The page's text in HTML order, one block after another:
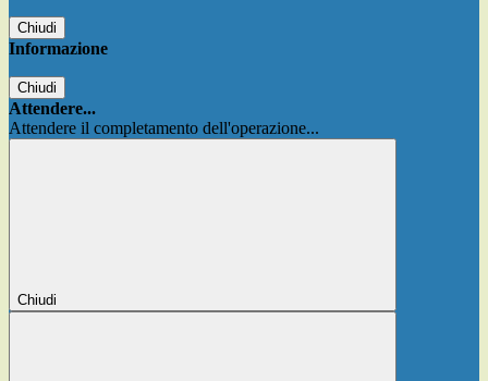
Chiudi
Informazione
Chiudi
Attendere...
Attendere il completamento dell'operazione...
Chiudi